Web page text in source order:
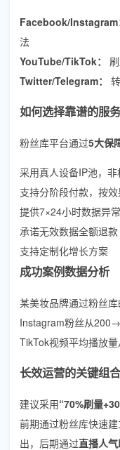
Facebook/Instagram
法
YouTube/TikTok：
Twitter/Telegram：
如何选择靠谱的服务
粉丝库平台通过5大保
采用真人设备IP池，
支持分阶段付款，按
提供7×24小时数据异
承诺无效数据全额退款
支持定制化增长方案
成功案例数据分析
某美妆品牌通过粉丝库
Instagram粉丝从
TikTok视频平均播放
长效运营的关键组合
建议采用“70%刷量
前期通过粉丝库快速
出，后期通过直播人